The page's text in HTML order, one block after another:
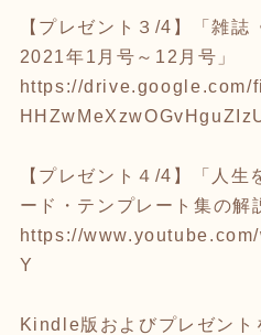
【プレゼント３/4】「雑誌
2021年1月号～12月号」
https://drive.google.com/
【プレゼント４/4】「人生
ード・テンプレート集の解
https://
Y
Kindle版およびプレゼント